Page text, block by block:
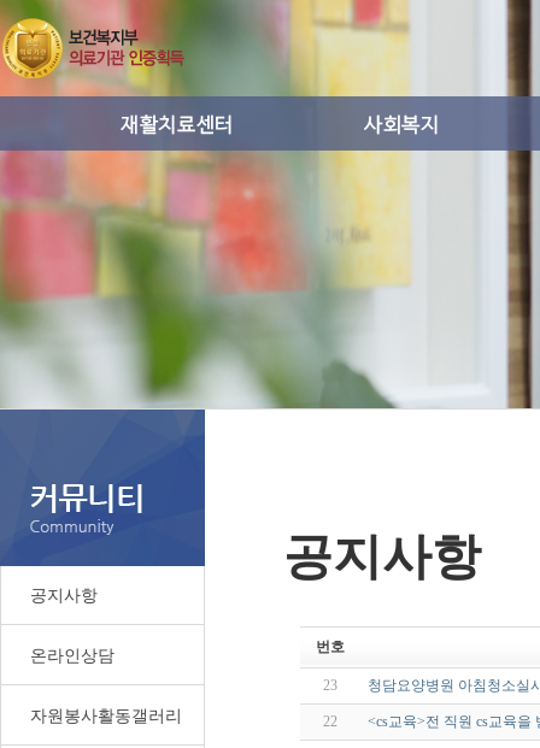
작업치료
공지사항
온라인상담
자원봉사활동갤러리
공지사항
번호
23 청담요양병원 아침청소실
22 <cs교육>전 직원 cs교육을